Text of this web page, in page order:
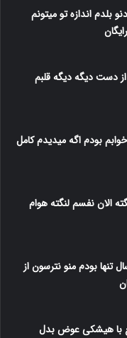
بلدم اندازه تو میتونم
دست دیگه دیگه قلبم
بودم اگه میدیدم کامل
الان نفسم لنگته هوام
بودم منو نترسون از
با هیشکی عوض بدل